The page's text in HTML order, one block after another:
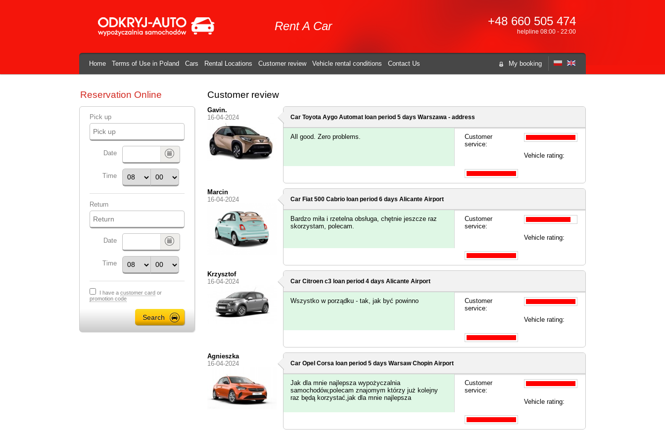
Rent A Car +48 660 505 474
helpline 08:00 - 22:00
My booking
Home Terms of Use in Poland Cars Rental Locations Customer review Vehicle rental conditions Contact Us
Reservation Online
Pick up
Date
Time
Return
Date
Time
I have a customer card or
promotion code
Customer review
Gavin.
16-04-2024
Car Toyota Aygo Automat loan period 5 days Warszawa - address
All good. Zero problems.
Customer
service:
Vehicle rating:
Marcin
16-04-2024
Car Fiat 500 Cabrio loan period 6 days Alicante Airport
Bardzo miła i rzetelna obsługa, chętnie jeszcze raz
skorzystam, polecam.
Customer
service:
Vehicle rating:
Krzysztof
16-04-2024
Car Citroen c3 loan period 4 days Alicante Airport
Wszystko w porządku - tak, jak być powinno
Customer
service:
Vehicle rating:
Agnieszka
16-04-2024
Car Opel Corsa loan period 5 days Warsaw Chopin Airport
Jak dla mnie najlepsza wypożyczalnia
samochodów,polecam znajomym którzy już kolejny
raz będą korzystać,jak dla mnie najlepsza
Customer
service:
Vehicle rating: